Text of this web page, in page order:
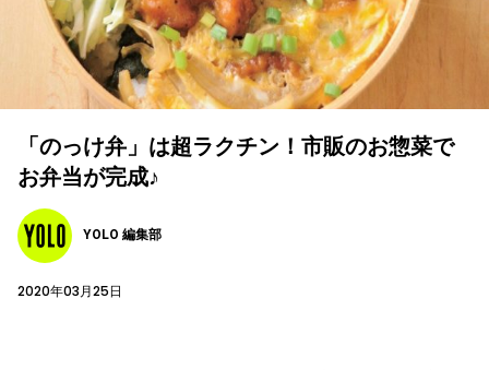
「のっけ弁」は超ラクチン！市販のお惣菜で
お弁当が完成♪
YOLO 編集部
2020年03月25日